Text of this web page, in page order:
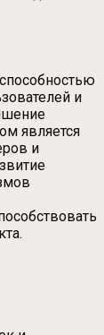
и
является
и